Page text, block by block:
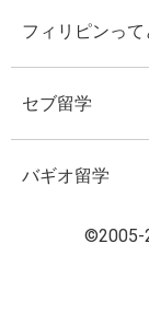
フィリピンって
セブ留学
バギオ留学
©2005-